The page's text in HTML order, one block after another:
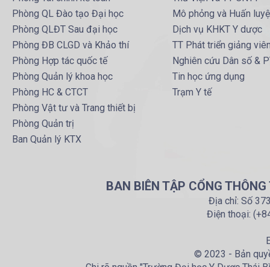
Phòng QL Đào tạo Đại học
Phòng QLĐT Sau đại học
Phòng ĐB CLGD và Khảo thí
Phòng Hợp tác quốc tế
Phòng Quản lý khoa học
Phòng HC & CTCT
Phòng Vật tư và Trang thiết bị
Phòng Quản trị
Ban Quản lý KTX
Mô phỏng và Huấn
Dịch vụ KHKT Y dược
TT Phát triển giảng
Nghiên cứu Dân số &
Tin học ứng dụng
Trạm Y tế
BAN BIÊN TẬP CỔNG
Địa chỉ: Số
Điện thoại:
© 2023 - Bản